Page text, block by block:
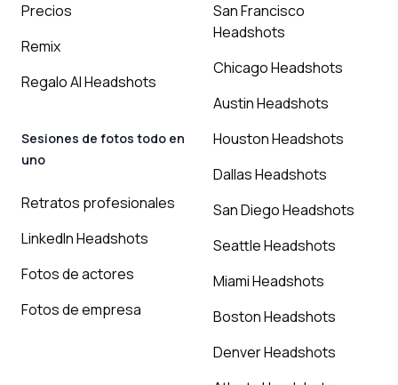
Precios
Remix
Regalo AI Headshots
Sesiones de fotos todo en
uno
Retratos profesionales
LinkedIn Headshots
Fotos de actores
Fotos de empresa
San Francisco
Headshots
Chicago Headshots
Austin Headshots
Houston Headshots
Dallas Headshots
San Diego Headshots
Seattle Headshots
Miami Headshots
Boston Headshots
Denver Headshots